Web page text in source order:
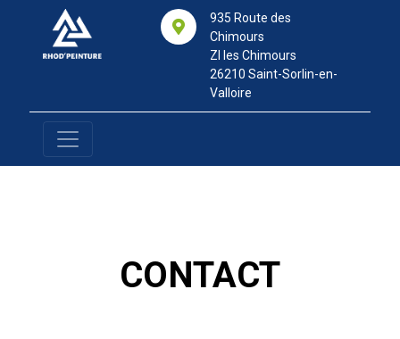
935 Route des
Chimours
ZI les Chimours
26210 Saint-Sorlin-en-
Valloire
CONTACT